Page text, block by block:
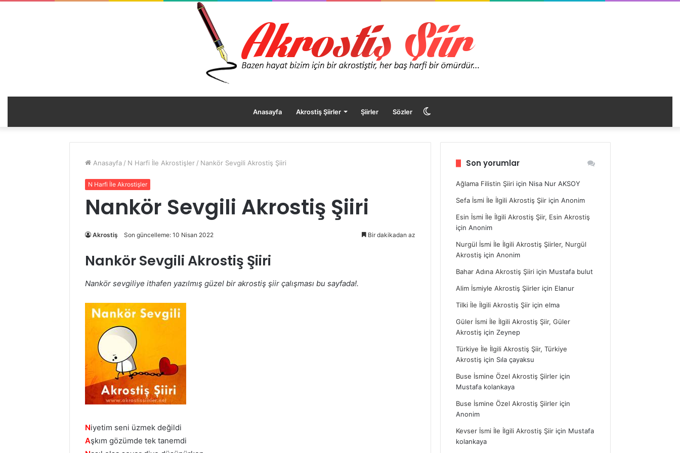
Anasayfa Akrostiş Şiirler Şiirler Sözler
görünümü
Anasayfa / N Harfi İle Akrostişler / Nankör Sevgili Akrostiş Şiiri
N Harfi İle Akrostişler
Nankör Sevgili Akrostiş Şiiri
Akrostiş Son güncelleme: 10 Nisan 2022 Bir dakikadan az
Nankör Sevgili Akrostiş Şiiri
Nankör sevgiliye ithafen yazılmış güzel bir akrostiş şiir çalışması bu sayfada!.
Niyetim seni üzmek değildi
Aşkım gözümde tek tanemdi
Son yorumlar
Ağlama Filistin Şiiri için Nisa Nur AKSOY
Sefa İsmi İle İlgili Akrostiş Şiir içinAnonim
Esin İsmi İle İlgili Akrostiş Şiir, Esin Akrostiş
içinAnonim
Nurgül İsmi İle İlgili Akrostiş Şiirler, Nurgül
Akrostiş içinAnonim
Bahar Adına Akrostiş Şiiri için Mustafa bulut
Alim İsmiyle Akrostiş Şiirler için Elanur
Tilki İle İlgili Akrostiş Şiir içinelma
Güler İsmi İle İlgili Akrostiş Şiir, Güler
Akrostiş içinZeynep
Türkiye İle İlgili Akrostiş Şiir, Türkiye
Akrostiş için Sıla çayaksu
Buse İsmine Özel Akrostiş Şiirler için
Mustafa kolankaya
Buse İsmine Özel Akrostiş Şiirler için
Anonim
Kevser İsmi İle İlgili Akrostiş Şiir için Mustafa
kolankaya